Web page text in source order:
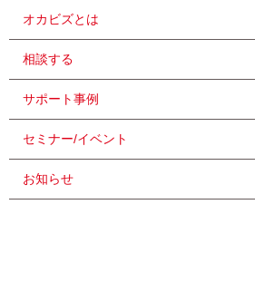
オカビズとは
相談する
サポート事例
セミナー/イベント
お知らせ